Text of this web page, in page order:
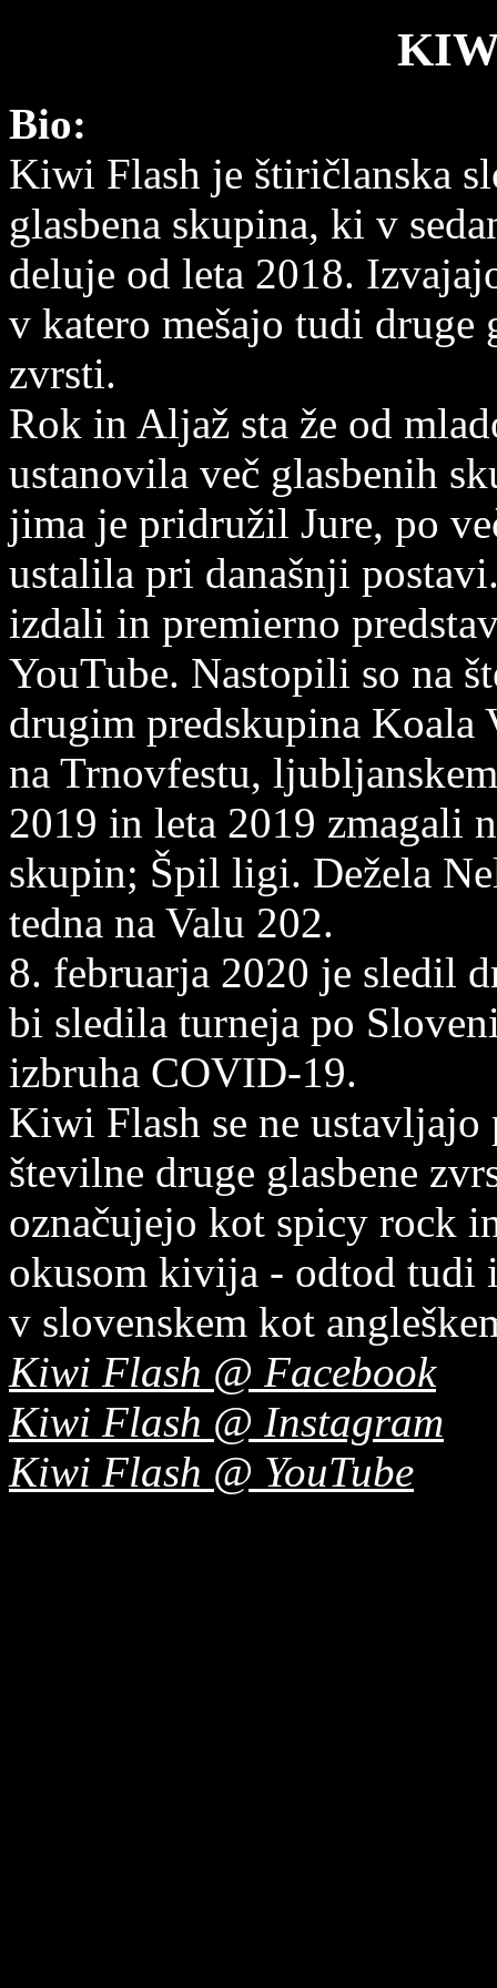
Bio:
Kiwi Flash je štiričlanska
glasbena skupina, ki v
deluje od leta 2018.
v katero mešajo tudi druge
zvrsti.
Rok in Aljaž sta že od
ustanovila več glasbenih
jima je pridružil Jure, po
ustalila pri današnji
izdali in premierno
YouTube. Nastopili so na
drugim predskupina
na Trnovfestu,
2019 in leta 2019 zmagali
skupin; Špil ligi. Dežela
tedna na Valu 202.
8. februarja 2020 je sledil
bi sledila turneja po
izbruha COVID-19.
Kiwi Flash se ne
številne druge glasbene
označujejo kot spicy rock
okusom kivija - odtod tudi
v slovenskem kot
Kiwi Flash @ Facebook
Kiwi Flash @ Instagram
Kiwi Flash @ YouTube